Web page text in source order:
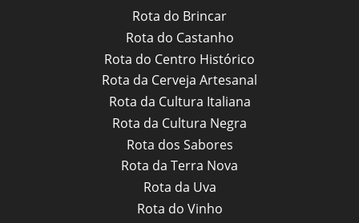
Rota do Brincar
Rota do Castanho
Rota do Centro Histórico
Rota da Cerveja Artesanal
Rota da Cultura Italiana
Rota da Cultura Negra
Rota dos Sabores
Rota da Terra Nova
Rota da Uva
Rota do Vinho